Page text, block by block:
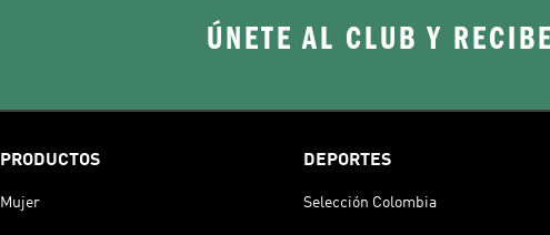
ÚNETE AL CLUB Y
PRODUCTOS
Mujer
DEPORTES
Selección Colombia